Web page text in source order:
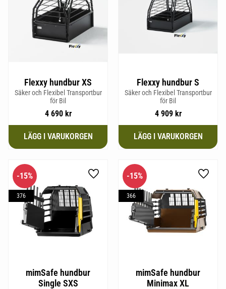
Flexxy hundbur XS
Säker och Flexibel Transportbur
för Bil
4 690kr
Flexxy hundbur S
Säker och Flexibel Transportbur
för Bil
4 909kr
mimSafe hundbur
Single SXS
15%
376
Lägg till i favoriter
mimSafe hundbur
Minimax XL
15%
366
Lägg